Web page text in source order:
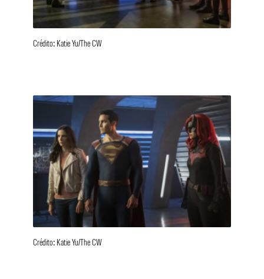
Crédito: Katie Yu/The CW
Crédito: Katie Yu/The CW